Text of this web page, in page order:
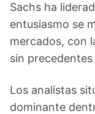
Sachs ha
entusiasmo se
mercados, con
sin
Los analistas
dominante